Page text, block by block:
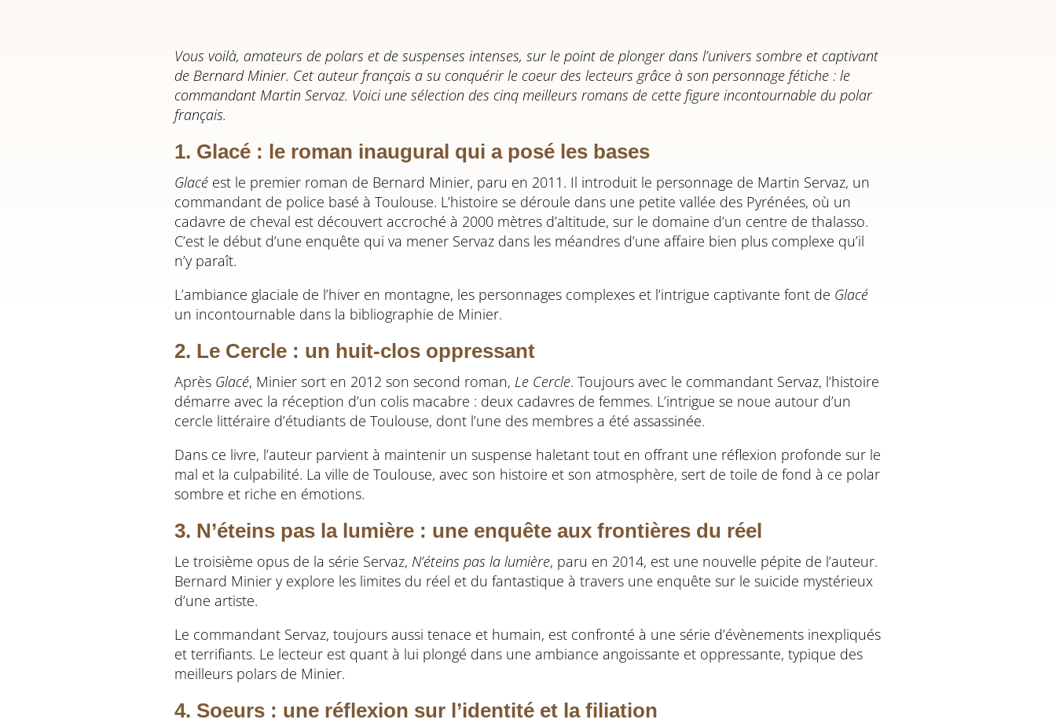
Vous voilà, amateurs de polars et de suspenses intenses, sur le point de plonger dans l’univers sombre et captivant
de Bernard Minier. Cet auteur français a su conquérir le coeur des lecteurs grâce à son personnage fétiche : le
commandant Martin Servaz. Voici une sélection des cinq meilleurs romans de cette figure incontournable du polar
français.
1. Glacé : le roman inaugural qui a posé les bases
Glacé est le premier roman de Bernard Minier, paru en 2011. Il introduit le personnage de Martin Servaz, un
commandant de police basé à Toulouse. L’histoire se déroule dans une petite vallée des Pyrénées, où un
cadavre de cheval est découvert accroché à 2000 mètres d’altitude, sur le domaine d’un centre de thalasso.
C’est le début d’une enquête qui va mener Servaz dans les méandres d’une affaire bien plus complexe qu’il
n’y paraît.
L’ambiance glaciale de l’hiver en montagne, les personnages complexes et l’intrigue captivante font de Glacé
un incontournable dans la bibliographie de Minier.
2. Le Cercle : un huit-clos oppressant
Après Glacé, Minier sort en 2012 son second roman, Le Cercle. Toujours avec le commandant Servaz, l’histoire
démarre avec la réception d’un colis macabre : deux cadavres de femmes. L’intrigue se noue autour d’un
cercle littéraire d’étudiants de Toulouse, dont l’une des membres a été assassinée.
Dans ce livre, l’auteur parvient à maintenir un suspense haletant tout en offrant une réflexion profonde sur le
mal et la culpabilité. La ville de Toulouse, avec son histoire et son atmosphère, sert de toile de fond à ce polar
sombre et riche en émotions.
3. N’éteins pas la lumière : une enquête aux frontières du réel
Le troisième opus de la série Servaz, N’éteins pas la lumière, paru en 2014, est une nouvelle pépite de l’auteur.
Bernard Minier y explore les limites du réel et du fantastique à travers une enquête sur le suicide mystérieux
d’une artiste.
Le commandant Servaz, toujours aussi tenace et humain, est confronté à une série d’évènements inexpliqués
et terrifiants. Le lecteur est quant à lui plongé dans une ambiance angoissante et oppressante, typique des
meilleurs polars de Minier.
4. Soeurs : une réflexion sur l’identité et la filiation